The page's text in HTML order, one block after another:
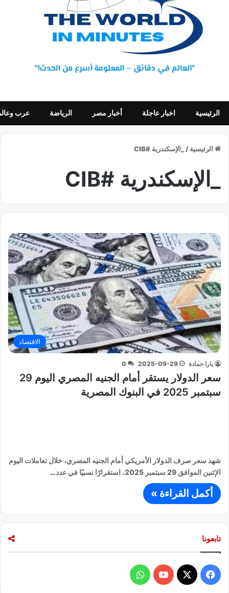
الرئيسية اخبار عاجلة أخبار مصر الرياضة عرب
الرئيسية / _الإسكندرية #CIB
_الإسكندرية #CIB
الاقتصاد
يارا حمادة 2025-09-29
0
سعر الدولار يستقر أمام الجنيه المصري اليوم 29
سبتمبر 2025 في البنوك المصرية
شهد سعر صرف الدولار الأمريكي أمام الجنيه المصري، خلال تعاملات اليوم
الإثنين الموافق 29 سبتمبر 2025، استقرارًا نسبيًا في عدد…
أكمل القراءة »
تابعونا